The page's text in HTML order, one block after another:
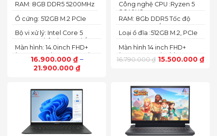
FHD+
16.900.000 ₫–
21.900.000 ₫
Màn hình: 14.0inch FHD+
(1920 x 1200) 60Hz,250 nits
Bộ vi xử lý: Intel Core 5
120U, 10 nhân (2P + 8E) / 12
luồng
Ổ cứng: 512GB M.2 PCIe
RAM: 8GB DDR5 5200MHz
Radeon,14 FHD+ Touch)
16.790.000₫ 15.500.000 ₫
Màn hình 14 inch FHD+
(1920 x 1200 pixels)
Loại ổ đĩa :512GB M.2, PCIe
RAM: 8Gb DDR5 Tốc độ
BUS :5200MT/s
Công nghệ CPU :Ryzen 5
8640HS